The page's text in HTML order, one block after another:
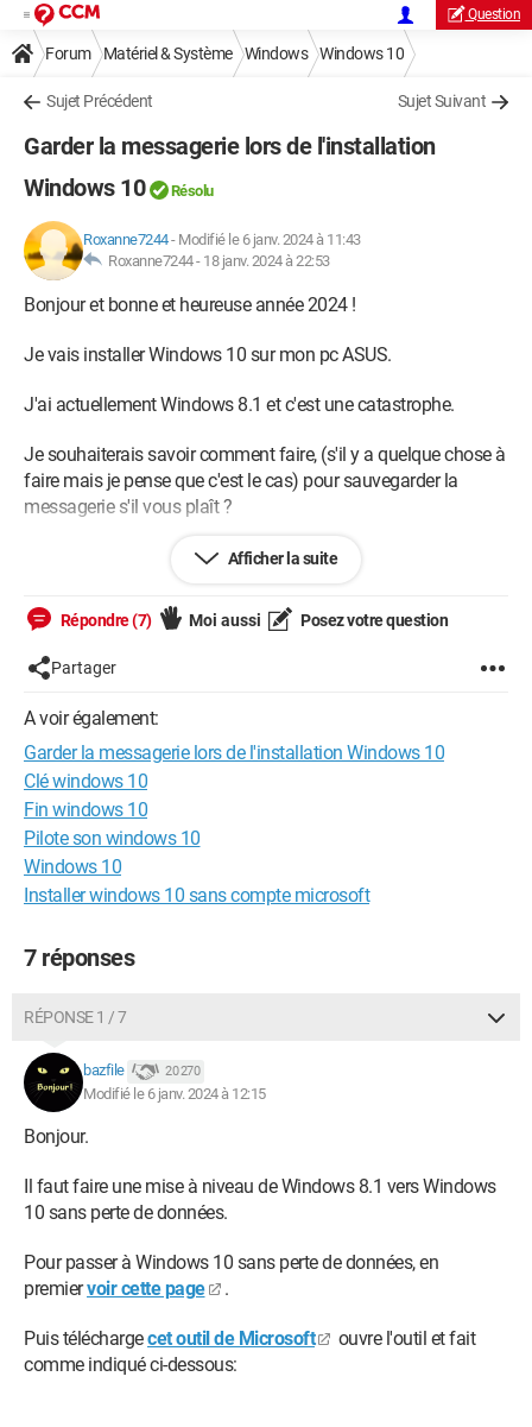
Question
Forum Matériel & Système Windows Windows 10
Sujet Précédent Sujet Suivant
Garder la messagerie lors de l'installation
Windows 10
Résolu
Roxanne7244- Modifié le 6 janv. 2024 à 11:43
Roxanne7244 - 18 janv. 2024 à 22:53
Bonjour et bonne et heureuse année 2024 !
Je vais installer Windows 10 sur mon pc ASUS.
J'ai actuellement Windows 8.1 et c'est une catastrophe.
Je souhaiterais savoir comment faire, (s'il y a quelque chose à
faire mais je pense que c'est le cas) pour sauvegarder la
messagerie s'il vous plaît ?
Je sais, et c'est évident qu'il faut sauvegarder toutes les
Mais c'est tout.
Je vous remercie pour votre aide.
À bientôt
Bonne journée
Afficher la suite
Répondre (7) Moi aussi Posez votre question
Partager
A voir également:
Garder la messagerie lors de l'installation Windows 10
Clé windows 10
Fin windows 10
Pilote son windows 10
Windows 10
Installer windows 10 sans compte microsoft
7 réponses
RÉPONSE 1 / 7
bazfile 20 270
Modifié le 6 janv. 2024 à 12:15
Bonjour.
Il faut faire une mise à niveau de Windows 8.1 vers Windows
10 sans perte de données.
Pour passer à Windows 10 sans perte de données, en
premiervoir cette page .
Puis téléchargecet outil de Microsoft
ouvre l'outil et fait
comme indiqué ci-dessous: